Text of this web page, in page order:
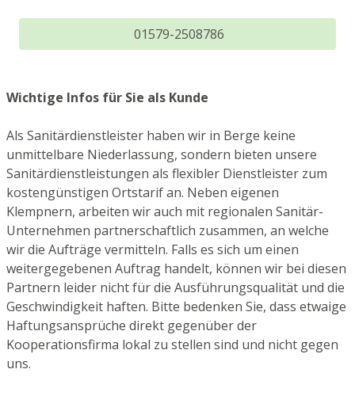
01579-2508786
Wichtige Infos für Sie als Kunde
Als Sanitärdienstleister haben wir in Berge keine
unmittelbare Niederlassung, sondern bieten unsere
Sanitärdienstleistungen als flexibler Dienstleister zum
kostengünstigen Ortstarif an. Neben eigenen
Klempnern, arbeiten wir auch mit regionalen Sanitär-
Unternehmen partnerschaftlich zusammen, an welche
wir die Aufträge vermitteln. Falls es sich um einen
weitergegebenen Auftrag handelt, können wir bei diesen
Partnern leider nicht für die Ausführungsqualität und die
Geschwindigkeit haften. Bitte bedenken Sie, dass etwaige
Haftungsansprüche direkt gegenüber der
Kooperationsfirma lokal zu stellen sind und nicht gegen
uns.